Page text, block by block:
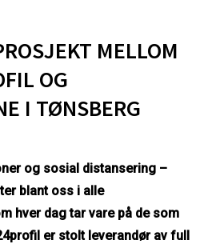
MELLOM
OG
I TØNSBERG
og sosial distansering –
blant oss i alle
hver dag tar vare på de som
er stolt leverandør av full